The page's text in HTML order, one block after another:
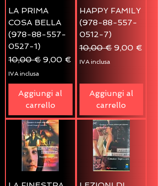
LA PRIMA
COSA BELLA
(978-88-557-
0527-1)
Prezzo regolare
10,00 € Prezzo scontato
9,00 €
IVA inclusa
Aggiungi al
carrello
HAPPY FAMILY
(978-88-557-
0512-7)
Prezzo regolare
10,00 € Prezzo
9,00 €
IVA inclusa
Aggiungi al
carrello